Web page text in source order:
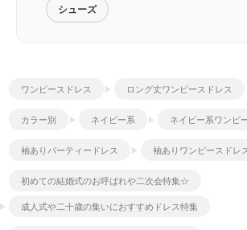
シューズ
ワンピースドレス ロング丈ワンピースドレス
カラー別 ネイビー系 ネイビー系ワンピ
袖ありパーティードレス 袖ありワンピースドレ
初めての結婚式のお呼ばれや二次会特集☆
成人式や二十歳の集いにおすすめドレス特集